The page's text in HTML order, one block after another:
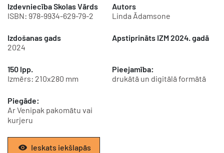
Izdevniecība Skolas Vārds
ISBN: 978-9934-629-79-2
Autors
Linda Ādamsone
Izdošanas gads
2024
Apstiprināts IZM 2024. gadā
150 lpp.
Izmērs: 210x280 mm
Pieejamība:
drukātā un digitālā formātā
Piegāde:
Ar Venipak pakomātu vai
kurjeru
Ieskats iekšlapās